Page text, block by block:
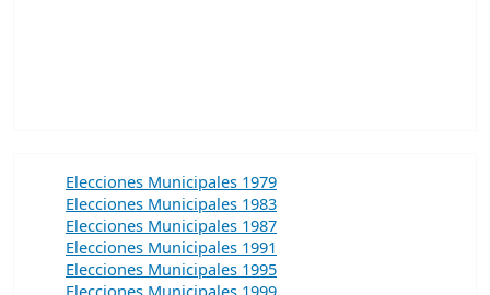
Elecciones Municipales 1979
Elecciones Municipales 1983
Elecciones Municipales 1987
Elecciones Municipales 1991
Elecciones Municipales 1995
Elecciones Municipales 1999